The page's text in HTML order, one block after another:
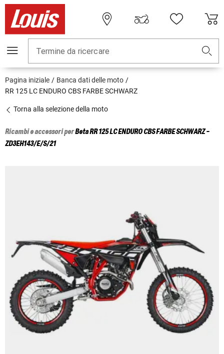
Termine da ricercare
Pagina iniziale
Banca dati delle moto
RR 125 LC ENDURO CBS FARBE SCHWARZ
Torna alla selezione della moto
Ricambi e accessori perBetaRR 125 LC ENDURO CBS FARBE SCHWARZ -
ZD3EH143/E/S/21